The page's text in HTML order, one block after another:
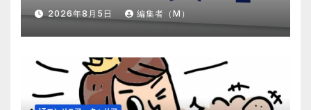
2026年8月5日 編集者（M）